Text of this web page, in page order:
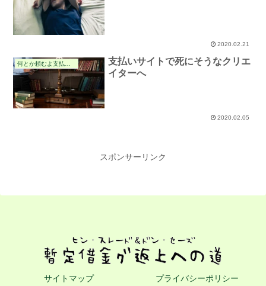
2020.02.21
何とか頼むよ支払交渉の件
支払いサイトで死にそうなクリエ
イターへ
2020.02.05
スポンサーリンク
サイトマップ プライバシーポリシー